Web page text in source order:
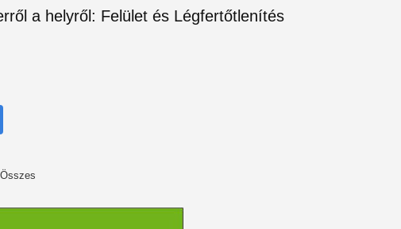
a helyről: Felület és Légfertőtlenítés
Összes